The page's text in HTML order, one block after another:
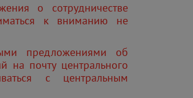
о сотрудничестве
к вниманию не
предложениями об
на почту центрального
с центральным